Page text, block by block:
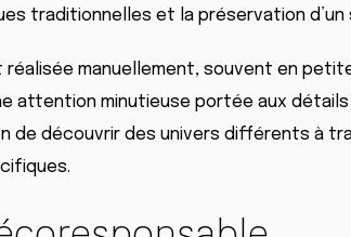
traditionnelles et la préservation
manuellement, souvent en
attention minutieuse portée aux
de découvrir des univers différents à